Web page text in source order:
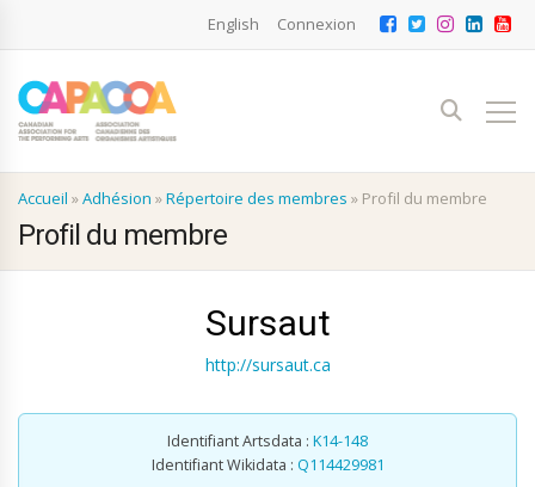
English Connexion
Accueil »Adhésion »Répertoire des membres » Profil du membre
Profil du membre
Sursaut
http://sursaut.ca
Identifiant Artsdata : K14-148
Identifiant Wikidata : Q114429981